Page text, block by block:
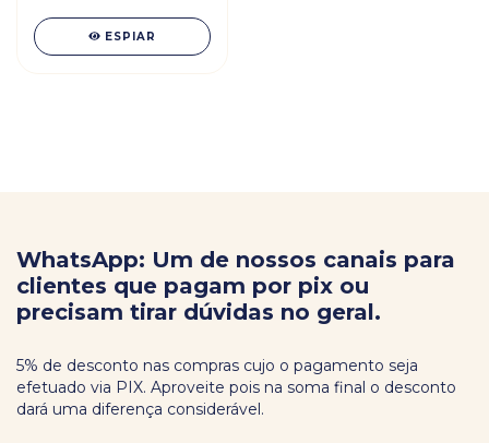
ESPIAR
WhatsApp: Um de nossos canais para
clientes que pagam por pix ou
precisam tirar dúvidas no geral.
5% de desconto nas compras cujo o pagamento seja
efetuado via PIX. Aproveite pois na soma final o desconto
dará uma diferença considerável.